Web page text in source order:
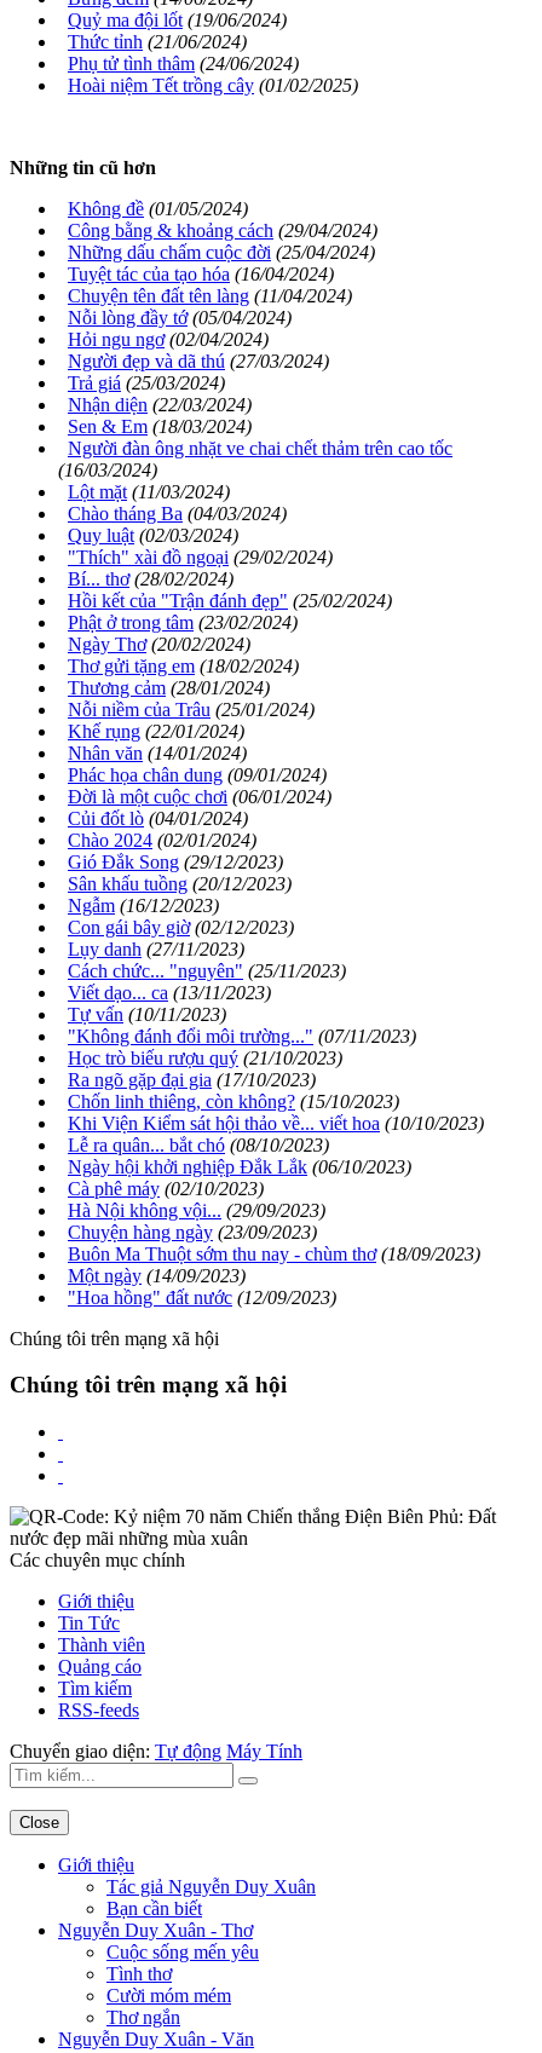
Quỷ ma đội lốt (19/06/2024)
Thức tỉnh (21/06/2024)
Phụ tử tình thâm (24/06/2024)
Hoài niệm Tết trồng cây (01/02/2025)
Những tin cũ hơn
Không đề (01/05/2024)
Công bằng & khoảng cách (29/04/2024)
Những dấu chấm cuộc đời (25/04/2024)
Tuyệt tác của tạo hóa (16/04/2024)
Chuyện tên đất tên làng (11/04/2024)
Nỗi lòng đầy tớ (05/04/2024)
Hỏi ngu ngơ (02/04/2024)
Người đẹp và dã thú (27/03/2024)
Trả giá (25/03/2024)
Nhận diện (22/03/2024)
Sen & Em (18/03/2024)
Người đàn ông nhặt ve chai chết thảm trên cao tốc
(16/03/2024)
Lột mặt (11/03/2024)
Chào tháng Ba (04/03/2024)
Quy luật (02/03/2024)
"Thích" xài đồ ngoại (29/02/2024)
Bí... thơ (28/02/2024)
Hồi kết của "Trận đánh đẹp" (25/02/2024)
Phật ở trong tâm (23/02/2024)
Ngày Thơ (20/02/2024)
Thơ gửi tặng em (18/02/2024)
Thương cảm (28/01/2024)
Nỗi niềm của Trâu (25/01/2024)
Khế rụng (22/01/2024)
Nhân văn (14/01/2024)
Phác họa chân dung (09/01/2024)
Đời là một cuộc chơi (06/01/2024)
Củi đốt lò (04/01/2024)
Chào 2024 (02/01/2024)
Gió Đắk Song (29/12/2023)
Sân khấu tuồng (20/12/2023)
Ngẫm (16/12/2023)
Con gái bây giờ (02/12/2023)
Lụy danh (27/11/2023)
Cách chức... "nguyên" (25/11/2023)
Viết dạo... ca (13/11/2023)
Tự vấn (10/11/2023)
"Không đánh đổi môi trường..." (07/11/2023)
Học trò biếu rượu quý (21/10/2023)
Ra ngõ gặp đại gia (17/10/2023)
Chốn linh thiêng, còn không? (15/10/2023)
Khi Viện Kiểm sát hội thảo về... viết hoa (10/10/2023)
Lễ ra quân... bắt chó (08/10/2023)
Ngày hội khởi nghiệp Đắk Lắk (06/10/2023)
Cà phê máy (02/10/2023)
Hà Nội không vội... (29/09/2023)
Chuyện hàng ngày (23/09/2023)
Buôn Ma Thuột sớm thu nay - chùm thơ (18/09/2023)
Một ngày (14/09/2023)
"Hoa hồng" đất nước (12/09/2023)
Chúng tôi trên mạng xã hội
Chúng tôi trên mạng xã hội
Các chuyên mục chính
Giới thiệu
Tin Tức
Thành viên
Quảng cáo
Tìm kiếm
RSS-feeds
Chuyển giao diện: Tự động Máy Tính
Close
Giới thiệu
Tác giả Nguyễn Duy Xuân
Bạn cần biết
Nguyễn Duy Xuân - Thơ
Cuộc sống mến yêu
Tình thơ
Cười móm mém
Thơ ngắn
Nguyễn Duy Xuân - Văn